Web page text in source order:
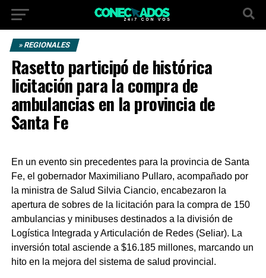
» REGIONALES
Rasetto participó de histórica
licitación para la compra de
ambulancias en la provincia de
Santa Fe
En un evento sin precedentes para la provincia de Santa
Fe, el gobernador Maximiliano Pullaro, acompañado por
la ministra de Salud Silvia Ciancio, encabezaron la
apertura de sobres de la licitación para la compra de 150
ambulancias y minibuses destinados a la división de
Logística Integrada y Articulación de Redes (Seliar). La
inversión total asciende a $16.185 millones, marcando un
hito en la mejora del sistema de salud provincial.